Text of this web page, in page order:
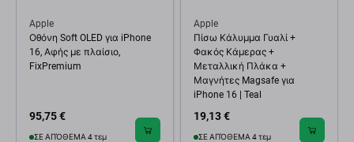
Apple
Οθόνη Soft OLED για iPhone
16, Αφής με πλαίσιο,
FixPremium
95,75 €
ΣΕ ΑΠΌΘΕΜΑ 4 τεμ
Apple
Πίσω Κάλυμμα Γυαλί +
Φακός Κάμερας +
Μεταλλική Πλάκα +
Μαγνήτες Magsafe για
iPhone 16 | Teal
19,13 €
ΣΕ ΑΠΌΘΕΜΑ 4 τεμ